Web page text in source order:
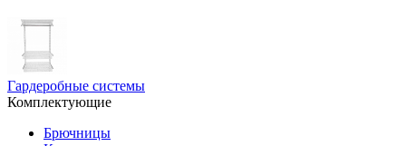
Гардеробные системы
Комплектующие
Брючницы